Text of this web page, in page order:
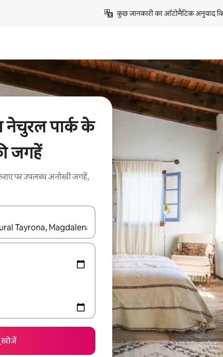
कुछ जानकारी का ऑटोमैटिक अनुवाद
नेचुरल पार्क के
जगहें
पर उपलब्ध अनोखी जगहें,
डाउन 'ऐरो की' का इस्तेमाल करके नेविगेट करें या टच या फिर स्वाइप जेस्चर का
खोजें